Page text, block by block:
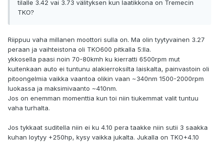
tilalle 3.42 vai 3.73 välityksen kun laatikkona on Tremecin
TKO?
Riippuu vaha millanen moottori sulla on. Ma olin tyytyvainen 3.27
peraan ja vaihteistona oli TKO600 pitkalla 5:lla.
ykkosella paasi noin 70-80kmh ku kierratti 6500rpm mut
kuitenkaan auto ei tuntunu alakierroksilta laiskalta, painvastoin oli
pitoongelmia vaikka vaantoa olikin vaan ~340nm 1500-2000rpm
luokassa ja maksimivaanto ~410nm.
Jos on enemman momenttia kun toi niin tiukemmat valit tuntuu
vaha turhalta.
Jos tykkaat suditella niin ei ku 4.10 pera taakke niin sutii 3 saakka
kuhan loytyy +250hp, kysy vaikka jukalta. Jukalla on TKO+4.10